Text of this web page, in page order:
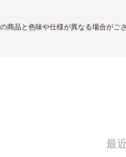
商品と色味や仕様が異なる場合がござ
最